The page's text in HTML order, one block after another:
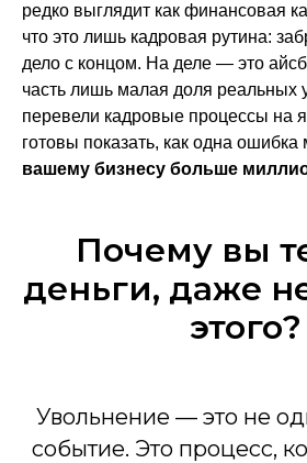
редко выглядит как финансовая
что это лишь кадровая рутина:
дело с концом. На деле — это
часть лишь малая доля реальных
перевели кадровые процессы на
готовы показать, как одна ошибка
вашему бизнесу больше
Почему вы
деньги, даже
этого?
Увольнение — это не
событие. Это процесс,